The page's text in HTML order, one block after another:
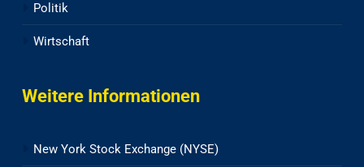
Politik
Wirtschaft
Weitere Informationen
New York Stock Exchange (NYSE)